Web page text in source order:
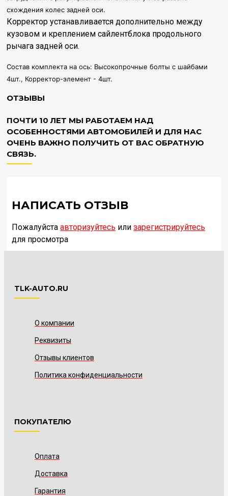
схождения колес задней оси.
Корректор устанавливается дополнительно между
кузовом и креплением сайлентблока продольного
рычага задней оси.
Состав комплекта на ось: Высокопрочные болты с шайбами
4шт., Корректор-элемент - 4шт.
ОТЗЫВЫ
ПОЧТИ 10 ЛЕТ МЫ РАБОТАЕМ НАД
ОСОБЕННОСТЯМИ АВТОМОБИЛЕЙ И ДЛЯ НАС
ОЧЕНЬ ВАЖНО ПОЛУЧИТЬ ОТ ВАС ОБРАТНУЮ
СВЯЗЬ.
НАПИСАТЬ ОТЗЫВ
Пожалуйста авторизуйтесь или зарегистрируйтесь
для просмотра
TLK-AUTO.RU
О компании
Реквизиты
Отзывы клиентов
Политика конфиденциальности
ПОКУПАТЕЛЮ
Оплата
Доставка
Гарантия